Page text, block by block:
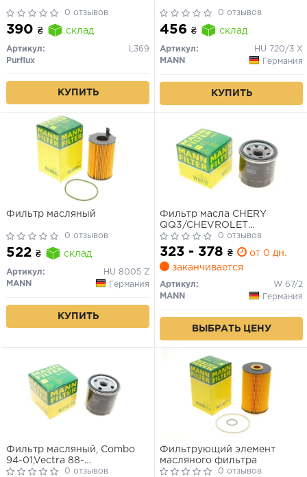
0 отзывов
390 ₴ склад
Артикул:
L369
Purflux
КУПИТЬ
0 отзывов
456 ₴ склад
Артикул:
HU 720/3 X
MANN
Германия
КУПИТЬ
Фильтр масляный
0 отзывов
522 ₴ склад
Артикул:
HU 8005 Z
MANN
Германия
КУПИТЬ
Фильтр масла CHERY
QQ3/CHEVROLET
AVEO/KALOS/MATIZ 0.5-1.8i
87-
0 отзывов
323 - 378 ₴
от 0 дн.
заканчивается
Артикул:
W 67/2
MANN
Германия
ВЫБРАТЬ ЦЕНУ
Фильтр масляный, Combo
94-01,Vectra 88-
95/Aveo,Tacuma 05-, Captiva
0 отзывов
Фильтрующий элемент
масляного фильтра
0 отзывов